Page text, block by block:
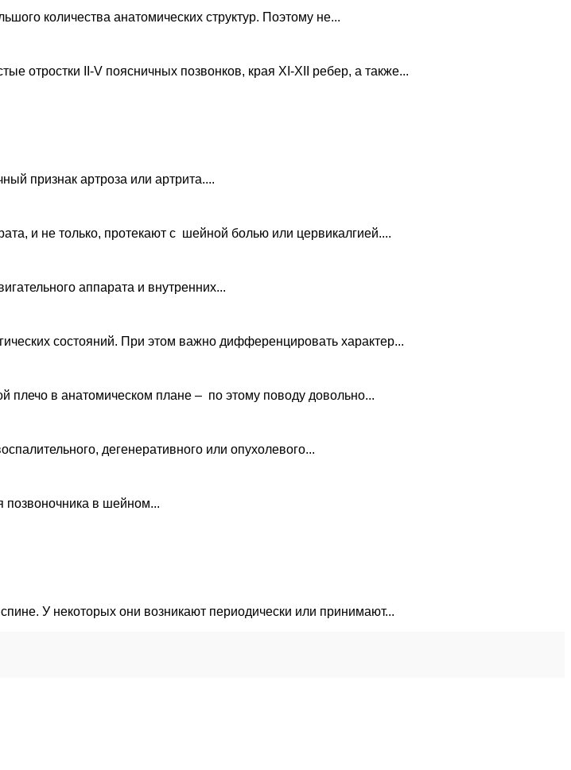
количества анатомических структур. Поэтому не...
отростки II-V поясничных позвонков, края XI-XII ребер, а также...
признак артроза или артрита....
и не только, протекают с шейной болью или цервикалгией....
аппарата и внутренних...
состояний. При этом важно дифференцировать характер...
плечо в анатомическом плане – по этому поводу довольно...
дегенеративного или опухолевого...
позвоночника в шейном...
У некоторых они возникают периодически или принимают...